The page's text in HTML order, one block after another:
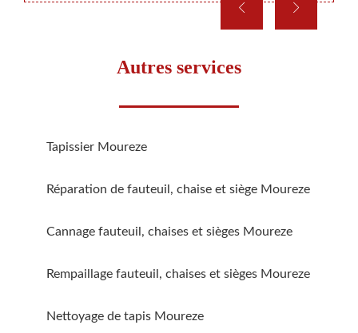
Autres services
Tapissier Moureze
Réparation de fauteuil, chaise et siège Moureze
Cannage fauteuil, chaises et sièges Moureze
Rempaillage fauteuil, chaises et sièges Moureze
Nettoyage de tapis Moureze